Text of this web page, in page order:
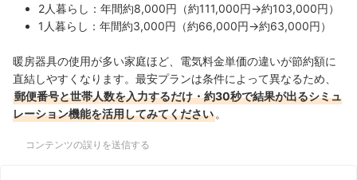
2人暮らし：年間約8,000円（約111,000円→約103,000円）
1人暮らし：年間約3,000円（約66,000円→約63,000円）
暖房器具の使用が多い家庭ほど、電気料金単価の違いが節約額に
直結しやすくなります。最安プランは条件によって異なるため、
郵便番号と世帯人数を入力するだけ・約30秒で結果が出るシミュ
レーション機能を活用してみてください 。
コンテンツの誤りを送信する